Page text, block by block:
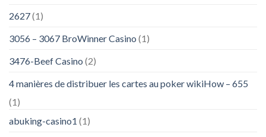
2627(1)
3056 – 3067 BroWinner Casino (1)
3476-Beef Casino (2)
4 manières de distribuer les cartes au poker wikiHow – 655
(1)
abuking-casino1 (1)